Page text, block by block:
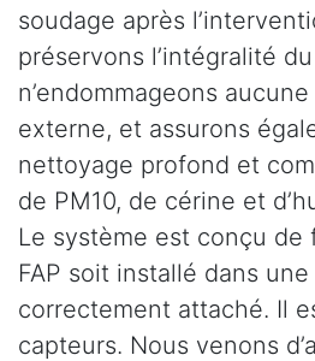
soudage après
préservons l’intégralité
n’endommageons
externe, et assurons
nettoyage profond et
de PM10, de cérine et
Le système est conçu de
FAP soit installé dans
correctement attaché. Il
capteurs. Nous venons